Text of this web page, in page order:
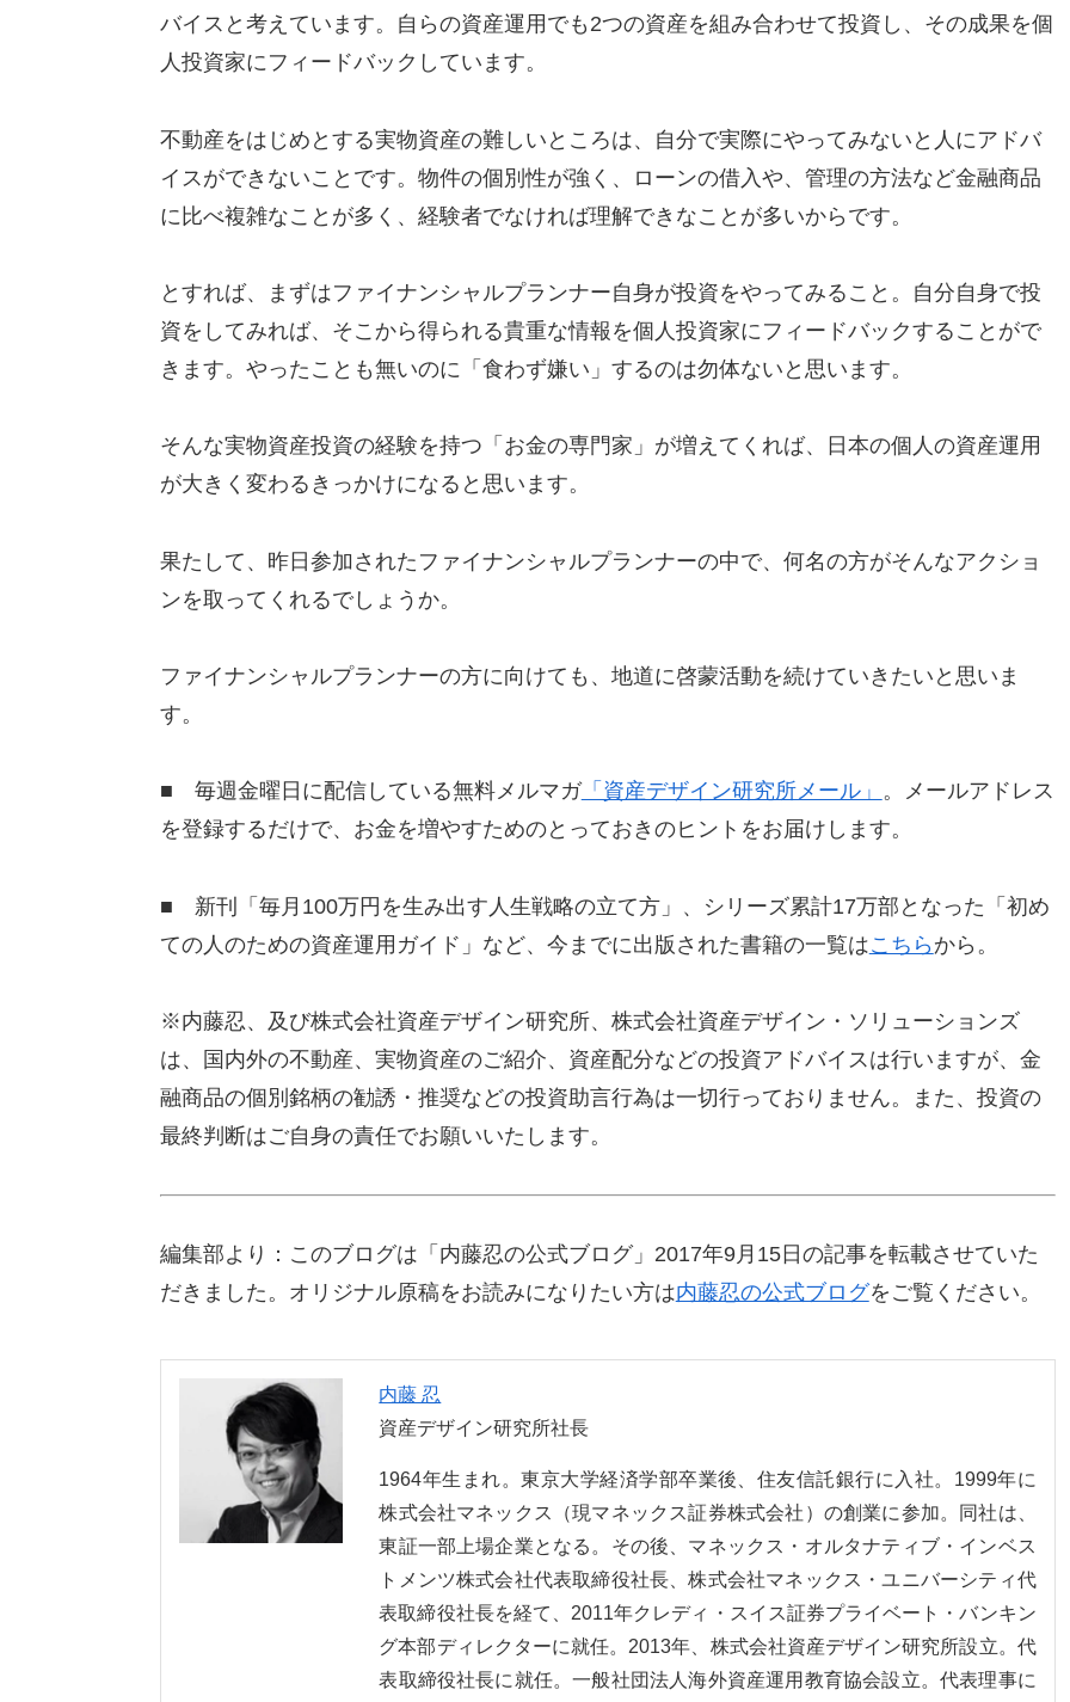
バイスと考えています。自らの資産運用でも2つの資産を組み合わせて投資し、その成果を個
人投資家にフィードバックしています。
不動産をはじめとする実物資産の難しいところは、自分で実際にやってみないと人にアドバ
イスができないことです。物件の個別性が強く、ローンの借入や、管理の方法など金融商品
に比べ複雑なことが多く、経験者でなければ理解できなことが多いからです。
とすれば、まずはファイナンシャルプランナー自身が投資をやってみること。自分自身で投
資をしてみれば、そこから得られる貴重な情報を個人投資家にフィードバックすることがで
きます。やったことも無いのに「食わず嫌い」するのは勿体ないと思います。
そんな実物資産投資の経験を持つ「お金の専門家」が増えてくれば、日本の個人の資産運用
が大きく変わるきっかけになると思います。
果たして、昨日参加されたファイナンシャルプランナーの中で、何名の方がそんなアクショ
ンを取ってくれるでしょうか。
ファイナンシャルプランナーの方に向けても、地道に啓蒙活動を続けていきたいと思いま
す。
■ 毎週金曜日に配信している無料メルマガ「資産デザイン研究所メール」 。メールアドレス
を登録するだけで、お金を増やすためのとっておきのヒントをお届けします。
■ 新刊「毎月100万円を生み出す人生戦略の立て方」、シリーズ累計17万部となった「初め
ての人のための資産運用ガイド」など、今までに出版された書籍の一覧はこちら から。
※内藤忍、及び株式会社資産デザイン研究所、株式会社資産デザイン・ソリューションズ
は、国内外の不動産、実物資産のご紹介、資産配分などの投資アドバイスは行いますが、金
融商品の個別銘柄の勧誘・推奨などの投資助言行為は一切行っておりません。また、投資の
最終判断はご自身の責任でお願いいたします。
編集部より：このブログは「内藤忍の公式ブログ」2017年9月15日の記事を転載させていた
だきました。オリジナル原稿をお読みになりたい方は内藤忍の公式ブログをご覧ください。
内藤 忍
資産デザイン研究所社長
1964年生まれ。東京大学経済学部卒業後、住友信託銀行に入社。1999年に
株式会社マネックス（現マネックス証券株式会社）の創業に参加。同社は、
東証一部上場企業となる。その後、マネックス・オルタナティブ・インベス
トメンツ株式会社代表取締役社長、株式会社マネックス・ユニバーシティ代
表取締役社長を経て、2011年クレディ・スイス証券プライベート・バンキン
グ本部ディレクターに就任。2013年、株式会社資産デザイン研究所設立。代
表取締役社長に就任。一般社団法人海外資産運用教育協会設立。代表理事に